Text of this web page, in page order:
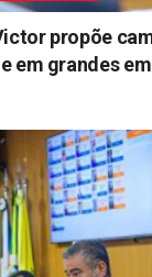
propõe
em grandes